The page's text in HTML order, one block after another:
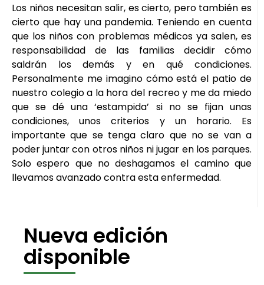
Los niños necesitan salir, es cierto, pero también es
cierto que hay una pandemia. Teniendo en cuenta
que los niños con problemas médicos ya salen, es
responsabilidad de las familias decidir cómo
saldrán los demás y en qué condiciones.
Personalmente me imagino cómo está el patio de
nuestro colegio a la hora del recreo y me da miedo
que se dé una ‘estampida’ si no se fijan unas
condiciones, unos criterios y un horario. Es
importante que se tenga claro que no se van a
poder juntar con otros niños ni jugar en los parques.
Solo espero que no deshagamos el camino que
llevamos avanzado contra esta enfermedad.
Nueva edición
disponible